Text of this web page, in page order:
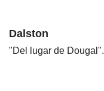
Dalston
"Del lugar de Dougal".